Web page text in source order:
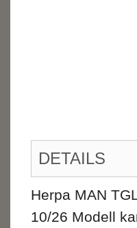
DETAILS
Herpa MAN
10/26 Modell